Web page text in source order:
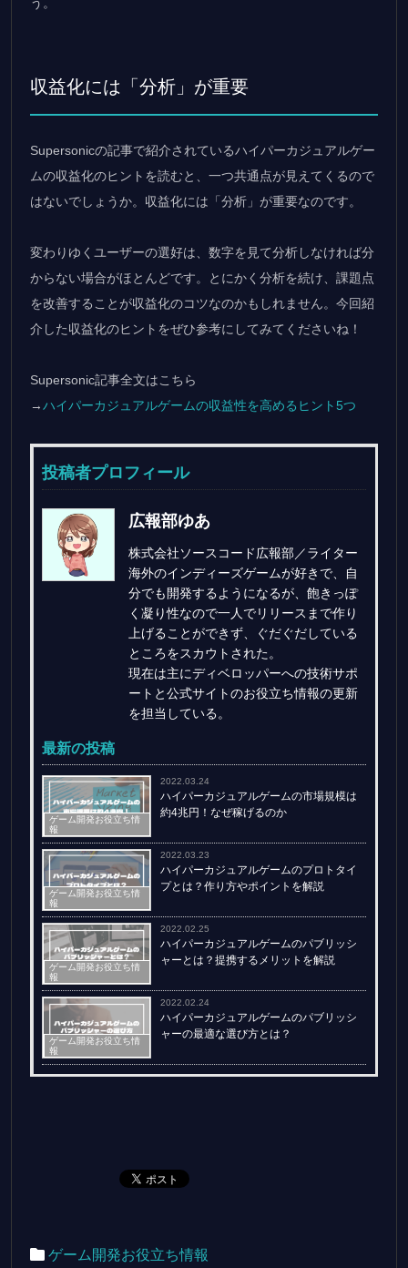
収益化には「分析」が重要
Supersonicの記事で紹介されているハイパーカジュアルゲー
ムの収益化のヒントを読むと、一つ共通点が見えてくるので
はないでしょうか。収益化には「分析」が重要なのです。
変わりゆくユーザーの選好は、数字を見て分析しなければ分
からない場合がほとんどです。とにかく分析を続け、課題点
を改善することが収益化のコツなのかもしれません。今回紹
介した収益化のヒントをぜひ参考にしてみてくださいね！
Supersonic記事全文はこちら
→ハイパーカジュアルゲームの収益性を高めるヒント5つ
投稿者プロフィール
広報部ゆあ
株式会社ソースコード広報部／ライター
海外のインディーズゲームが好きで、自
分でも開発するようになるが、飽きっぽ
く凝り性なので一人でリリースまで作り
上げることができず、ぐだぐだしている
ところをスカウトされた。
現在は主にディベロッパーへの技術サポ
ートと公式サイトのお役立ち情報の更新
を担当している。
最新の投稿
ゲーム開発お役立ち情
報
2022.03.24
ハイパーカジュアルゲームの市場規模は
約4兆円！なぜ稼げるのか
ゲーム開発お役立ち情
報
2022.03.23
ハイパーカジュアルゲームのプロトタイ
プとは？作り方やポイントを解説
ゲーム開発お役立ち情
報
2022.02.25
ハイパーカジュアルゲームのパブリッシ
ャーとは？提携するメリットを解説
ゲーム開発お役立ち情
報
2022.02.24
ハイパーカジュアルゲームのパブリッシ
ャーの最適な選び方とは？
ゲーム開発お役立ち情報